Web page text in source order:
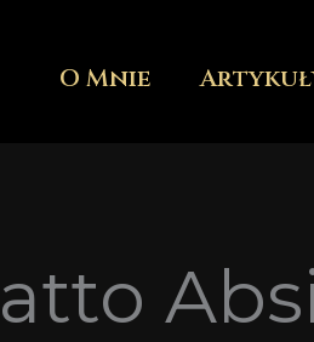
O Mnie